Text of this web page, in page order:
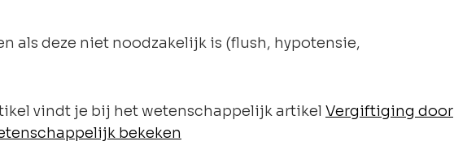
als deze niet noodzakelijk is (flush, hypotensie,
vindt je bij het wetenschappelijk artikel Vergiftiging door
bekeken